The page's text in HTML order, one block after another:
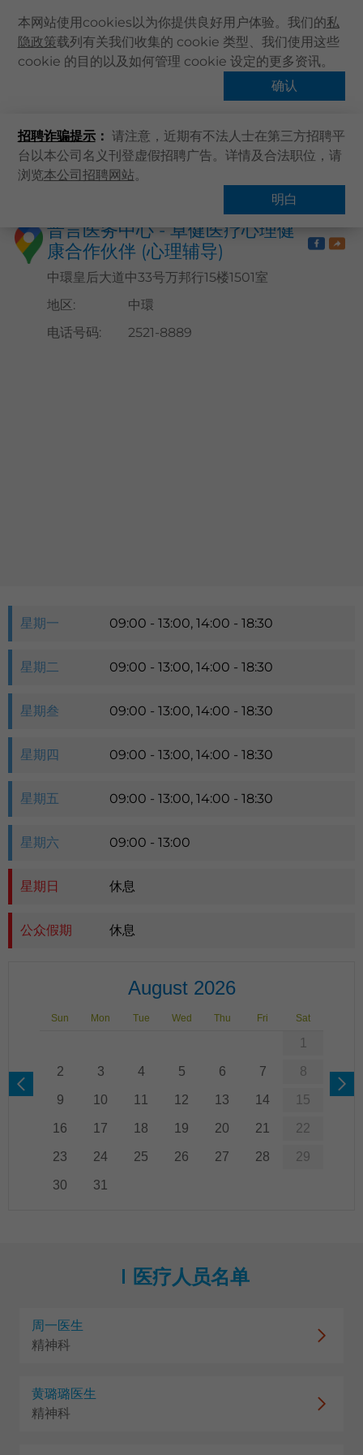
本网站使用cookies以为你提供良好用户体验。我们的私
隐政策载列有关我们收集的 cookie 类型、我们使用这些
cookie 的目的以及如何管理 cookie 设定的更多资讯。
确认
招聘诈骗提示： 请注意，近期有不法人士在第三方招聘平
台以本公司名义刊登虚假招聘广告。详情及合法职位，请
浏览本公司招聘网站。
明白
主页
卓健服务
卓健手机App
最新资讯
联络我们
搜寻医疗服务
登记 / 登入
主页 搜寻医疗服务
晋言医务中心 - 卓健医疗心理健
康合作伙伴 (心理辅导)
中環皇后大道中33号万邦行15楼1501室
地区:
中環
电话号码: 2521-8889
星期一 09:00 - 13:00, 14:00 - 18:30
星期二 09:00 - 13:00, 14:00 - 18:30
星期叁 09:00 - 13:00, 14:00 - 18:30
星期四 09:00 - 13:00, 14:00 - 18:30
星期五 09:00 - 13:00, 14:00 - 18:30
星期六 09:00 - 13:00
星期日 休息
公众假期 休息
August 2026
Sun Mon Tue Wed Thu Fri Sat
1
2 3 4 5 6 7 8
9 10 11 12 13 14 15
16 17 18 19 20 21 22
23 24 25 26 27 28 29
30 31
医疗人员名单
周一医生
精神科
黄璐璐医生
精神科